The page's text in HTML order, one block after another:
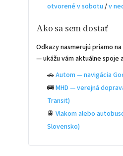
otvorené v sobotu /v
Ako sa sem dostať
Odkazy nasmerujú priamo
— ukážu vám aktuálne spoje
🚗Autom — navigácia
🚌MHD — verejná
Transit)
🚆Vlakom alebo
Slovensko)